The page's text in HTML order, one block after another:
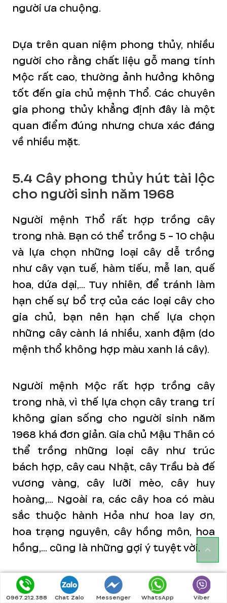
người ưa chuộng.
Dựa trên quan niệm phong thủy, nhiều
người cho rằng chất liệu gỗ mang tính
Mộc rất cao, thường ảnh hưởng không
tốt đến gia chủ mệnh Thổ. Các chuyên
gia phong thủy khẳng định đây là một
quan điểm đúng nhưng chưa xác đáng
về nhiều mặt.
5.4 Cây phong thủy hút tài lộc
cho người sinh năm 1968
Người mệnh Thổ rất hợp trồng cây
trong nhà. Bạn có thể trồng 5 - 10 chậu
và lựa chọn những loại cây dễ trồng
như cây vạn tuế, hàm tiếu, mễ lan, quế
hoa, dứa dại,... Tuy nhiên, để tránh làm
hạn chế sự bổ trợ của các loại cây cho
gia chủ, bạn nên hạn chế lựa chọn
những cây cành lá nhiều, xanh đậm (do
mệnh thổ không hợp màu xanh lá cây).
Người mệnh Mộc rất hợp trồng cây
trong nhà, vì thế lựa chọn cây trang trí
không gian sống cho người sinh năm
1968 khá đơn giản. Gia chủ Mậu Thân có
thể trồng những loại cây như trúc
bách hợp, cây cau Nhật, cây Trầu bà đế
vương vàng, cây lưỡi mèo, cây huy
hoàng,... Ngoài ra, các cây hoa có màu
sắc thuộc hành Hỏa như hoa lay ơn,
hoa trạng nguyên, cây hồng môn, hoa
hồng,... cũng là những gợi ý tuyệt vời.
Chủ nhà có thể bố trí đặt các chậu cây
0967.212.388 Chat Zalo Messenger WhatsApp Viber